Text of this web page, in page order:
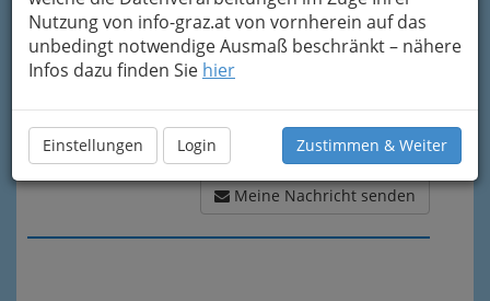
Nutzung von info-graz.at von vornherein auf das
unbedingt notwendige Ausmaß beschränkt – nähere
Infos dazu finden Sie hier
Einstellungen Login Zustimmen & Weiter
Meine Nachricht senden